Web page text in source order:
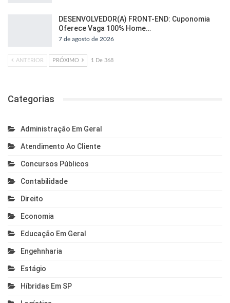
DESENVOLVEDOR(A) FRONT-END: Cuponomia
Oferece Vaga 100% Home…
7 de agosto de 2026
ANTERIOR PRÓXIMO 1 De 368
Categorias
Administração Em Geral
Atendimento Ao Cliente
Concursos Públicos
Contabilidade
Direito
Economia
Educação Em Geral
Engehnharia
Estágio
Híbridas Em SP